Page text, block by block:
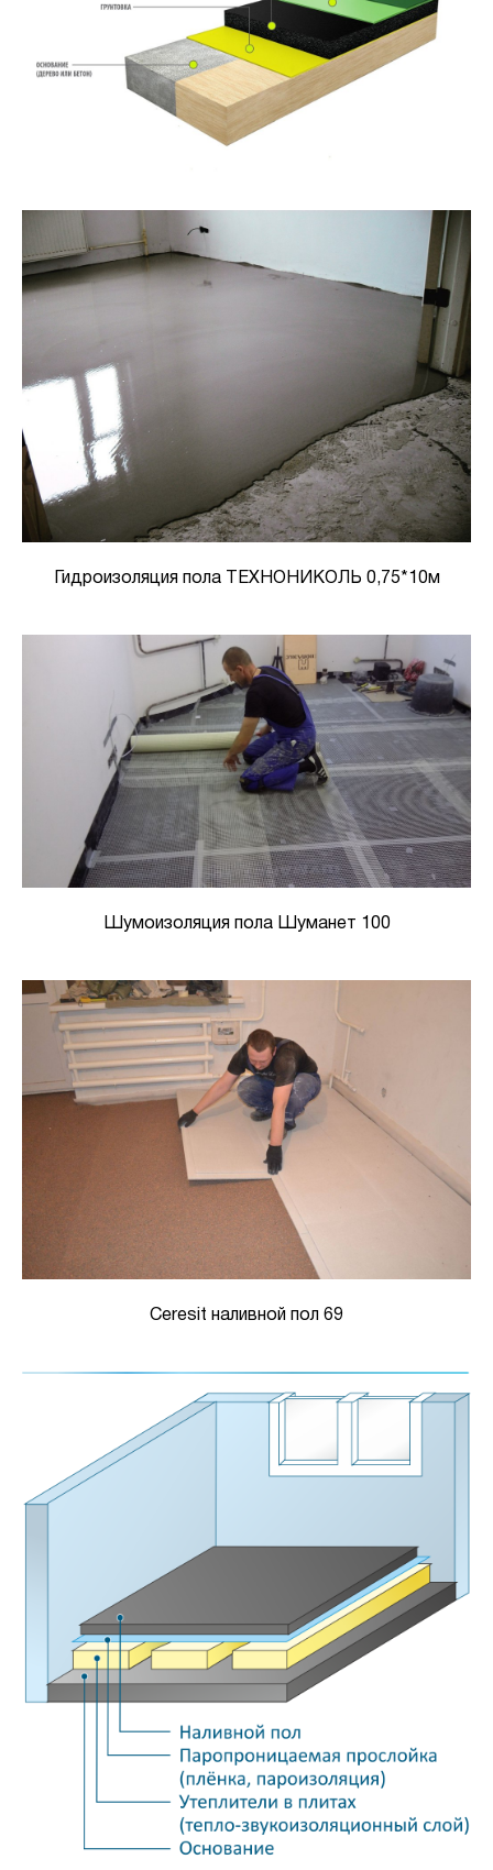
Гидроизоляция пола ТЕХНОНИКОЛЬ 0,75*10м
Шумоизоляция пола Шуманет 100
Ceresit наливной пол 69